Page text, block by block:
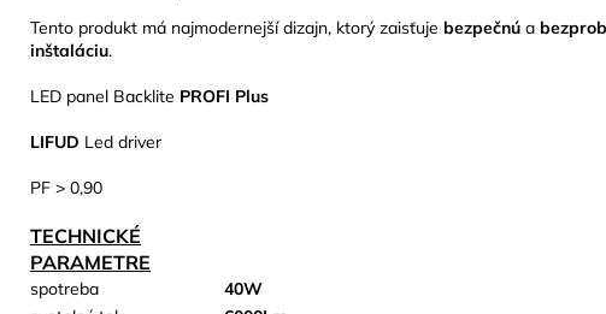
Tento produkt má najmodernejší dizajn, ktorý zaisťuje bezpečnú a
inštaláciu.
LED panel Backlite PROFI Plus
LIFUD Led driver
PF > 0,90
TECHNICKÉ
PARAMETRE
spotreba
40W